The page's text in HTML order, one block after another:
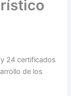
24 certificados
de los